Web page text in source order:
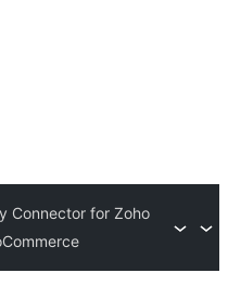
Connector for Zoho